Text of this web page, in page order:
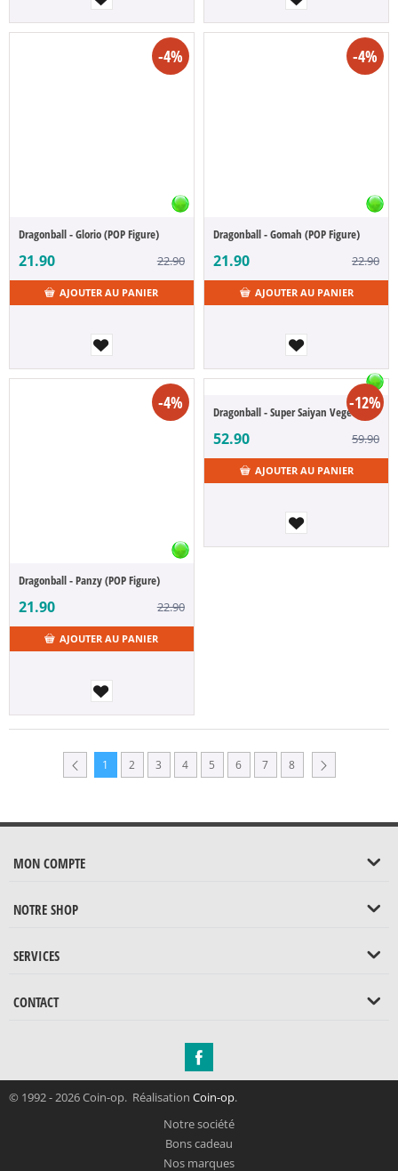
-4%
Dragonball - Glorio (POP Figure)
21.90 22.90
AJOUTER AU PANIER
-4%
Dragonball - Gomah (POP Figure)
21.90 22.90
AJOUTER AU PANIER
-4%
Dragonball - Panzy (POP Figure)
21.90 22.90
AJOUTER AU PANIER
-12%
Dragonball - Super Saiyan Vegeta (S.H.Figuarts)
52.90 59.90
AJOUTER AU PANIER
1 2 3 4 5 6 7 8
MON COMPTE
NOTRE SHOP
SERVICES
CONTACT
© 1992 - 2026 Coin-op. Réalisation Coin-op.
Notre société
Bons cadeau
Nos marques